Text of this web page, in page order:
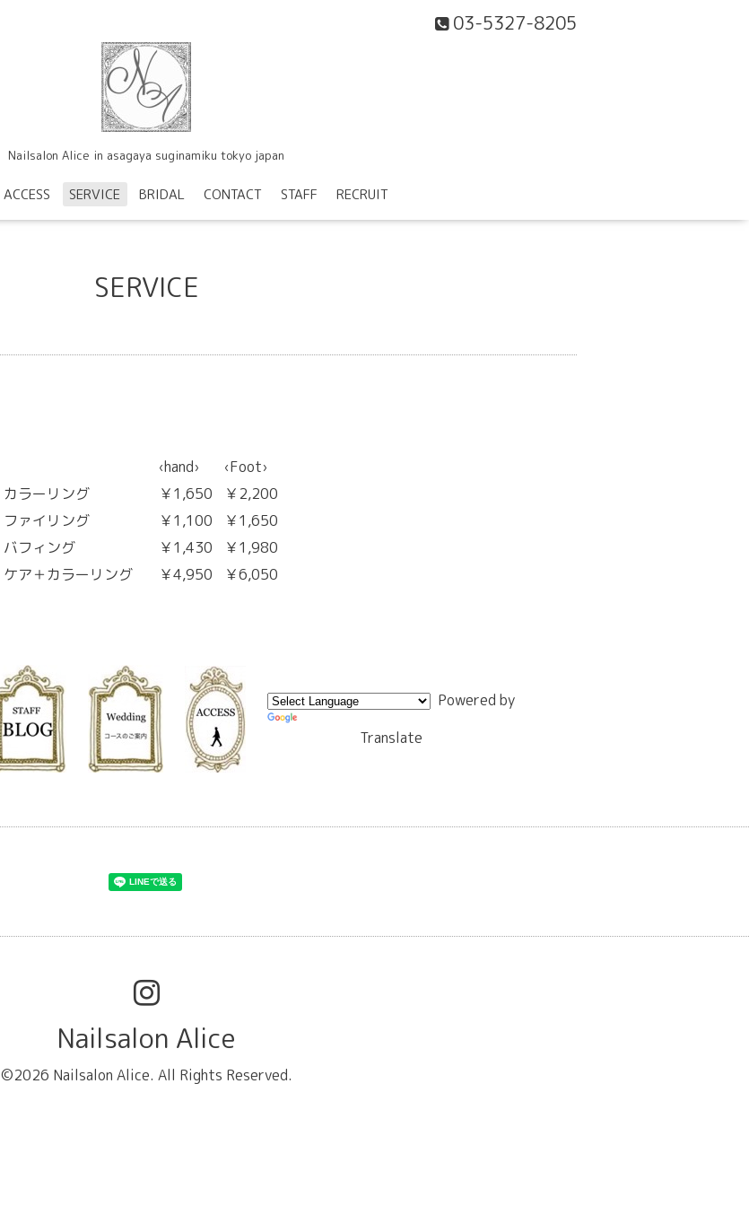
03-5327-8205
Nailsalon Alice in asagaya suginamiku tokyo japan
ACCESS SERVICE BRIDAL CONTACT STAFF RECRUIT
SERVICE
‹hand›
‹Foot›
カラーリング
￥1,650
￥2,200
ファイリング
￥1,100
￥1,650
バフィング
￥1,430
￥1,980
ケア＋カラーリング
￥4,950 ￥6,050
Powered by
Translate
Nailsalon Alice
©2026 Nailsalon Alice. All Rights Reserved.